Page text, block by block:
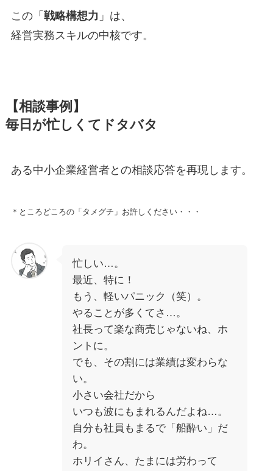
この「 戦略構想力 」は、
経営実務スキルの中核です。
【相談事例】
毎日が忙しくてドタバタ
ある中小企業経営者との相談応答を再現します。
＊ところどころの「タメグチ」お許しください・・・
忙しい…。
最近、特に！
もう、軽いパニック（笑）。
やることが多くてさ…。
社長って楽な商売じゃないね、ホ
ントに。
でも、その割には業績は変わらな
い。
小さい会社だから
いつも波にもまれるんだよね…。
自分も社員もまるで「船酔い」だ
わ。
ホリイさん、たまには労わって